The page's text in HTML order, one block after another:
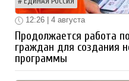
12:26 | 4 августа
Продолжается работа
граждан для создания
программы